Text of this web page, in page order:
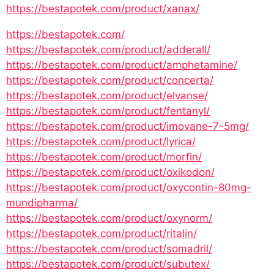
https://bestapotek.com/product/xanax/
https://bestapotek.com/
https://bestapotek.com/product/adderall/
https://bestapotek.com/product/amphetamine/
https://bestapotek.com/product/concerta/
https://bestapotek.com/product/elvanse/
https://bestapotek.com/product/fentanyl/
https://bestapotek.com/product/imovane-7-5mg/
https://bestapotek.com/product/lyrica/
https://bestapotek.com/product/morfin/
https://bestapotek.com/product/oxikodon/
https://bestapotek.com/product/oxycontin-80mg-
mundipharma/
https://bestapotek.com/product/oxynorm/
https://bestapotek.com/product/ritalin/
https://bestapotek.com/product/somadril/
https://bestapotek.com/product/subutex/